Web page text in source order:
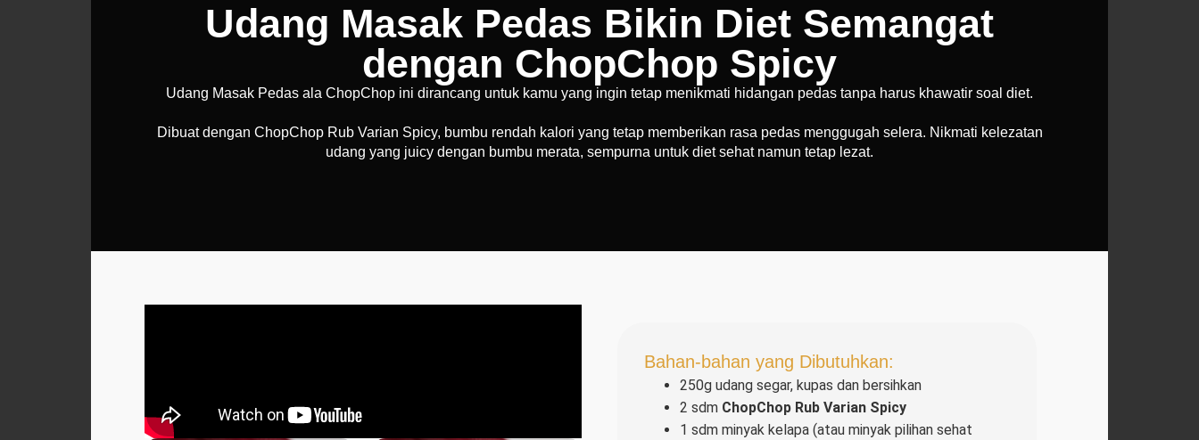
Udang Masak Pedas Bikin Diet Semangat
dengan ChopChop Spicy
Udang Masak Pedas ala ChopChop ini dirancang untuk kamu yang ingin tetap menikmati hidangan pedas tanpa harus khawatir soal diet.
Dibuat dengan ChopChop Rub Varian Spicy, bumbu rendah kalori yang tetap memberikan rasa pedas menggugah selera. Nikmati kelezatan
udang yang juicy dengan bumbu merata, sempurna untuk diet sehat namun tetap lezat.
Bahan-bahan yang Dibutuhkan:
250g udang segar, kupas dan bersihkan
2 sdm ChopChop Rub Varian Spicy
1 sdm minyak kelapa (atau minyak pilihan sehat